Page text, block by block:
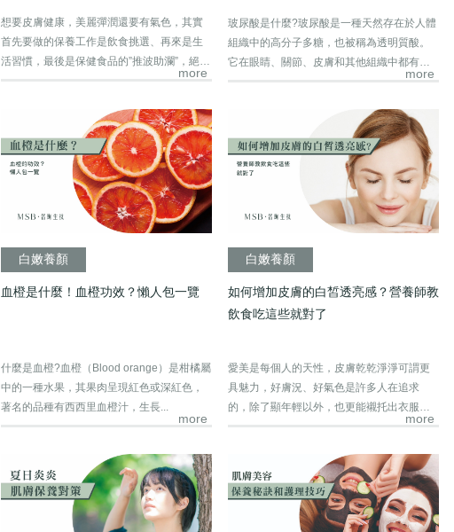
想要皮膚健康，美麗彈潤還要有氣色，其實
首先要做的保養工作是飲食挑選、再來是生
活習慣，最後是保健食品的”推波助瀾”，絕對
more
玻尿酸是什麼?玻尿酸是一種天然存在於人體
組織中的高分子多糖，也被稱為透明質酸。
它在眼睛、關節、皮膚和其他組織中都有發
more
白嫩養顏
血橙是什麼！血橙功效？懶人包一覽
什麼是血橙?血橙（Blood orange）是柑橘屬
中的一種水果，其果肉呈現紅色或深紅色，
著名的品種有西西里血橙汁，生長...
more
白嫩養顏
如何增加皮膚的白皙透亮感？營養師教
飲食吃這些就對了
愛美是每個人的天性，皮膚乾乾淨淨可謂更
具魅力，好膚況、好氣色是許多人在追求
的，除了顯年輕以外，也更能襯托出衣服、
more